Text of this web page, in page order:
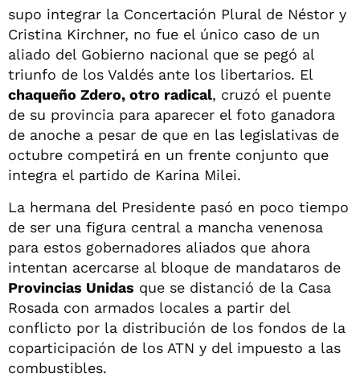
supo integrar la Concertación Plural de Néstor y
Cristina Kirchner, no fue el único caso de un
aliado del Gobierno nacional que se pegó al
triunfo de los Valdés ante los libertarios. El
chaqueño Zdero, otro radical, cruzó el puente
de su provincia para aparecer el foto ganadora
de anoche a pesar de que en las legislativas de
octubre competirá en un frente conjunto que
integra el partido de Karina Milei.
La hermana del Presidente pasó en poco tiempo
de ser una figura central a mancha venenosa
para estos gobernadores aliados que ahora
intentan acercarse al bloque de mandataros de
Provincias Unidas que se distanció de la Casa
Rosada con armados locales a partir del
conflicto por la distribución de los fondos de la
coparticipación de los ATN y del impuesto a las
combustibles.